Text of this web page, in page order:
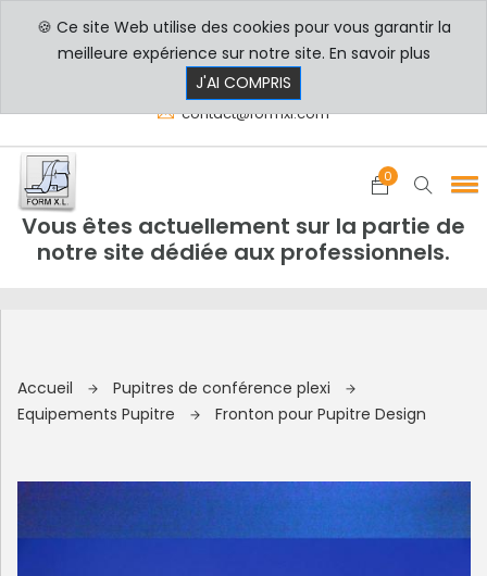
PROFESSIONNELS PARTICULIERS
contact@formxl.com
0
Vous êtes actuellement sur la partie de
notre site dédiée aux professionnels.
Accueil
Pupitres de conférence plexi
Equipements Pupitre
Fronton pour Pupitre Design
🍪 Ce site Web utilise des cookies pour vous garantir la
meilleure expérience sur notre site. En savoir plus
J'AI COMPRIS